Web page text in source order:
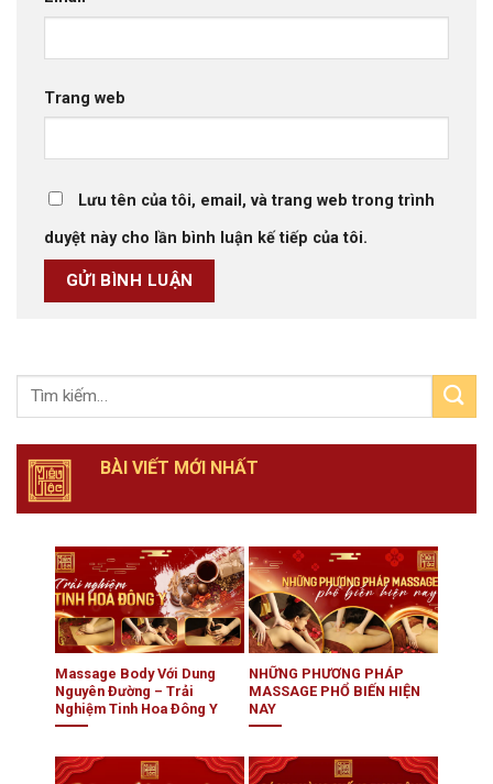
BÀI VIẾT MỚI NHẤT
Massage Body Với Dung
Nguyên Đường – Trải
Nghiệm Tinh Hoa Đông Y
NHỮNG PHƯƠNG PHÁP
MASSAGE PHỔ BIẾN HIỆN
NAY
Trang web
Lưu tên của tôi, email, và trang web trong trình
duyệt này cho lần bình luận kế tiếp của tôi.